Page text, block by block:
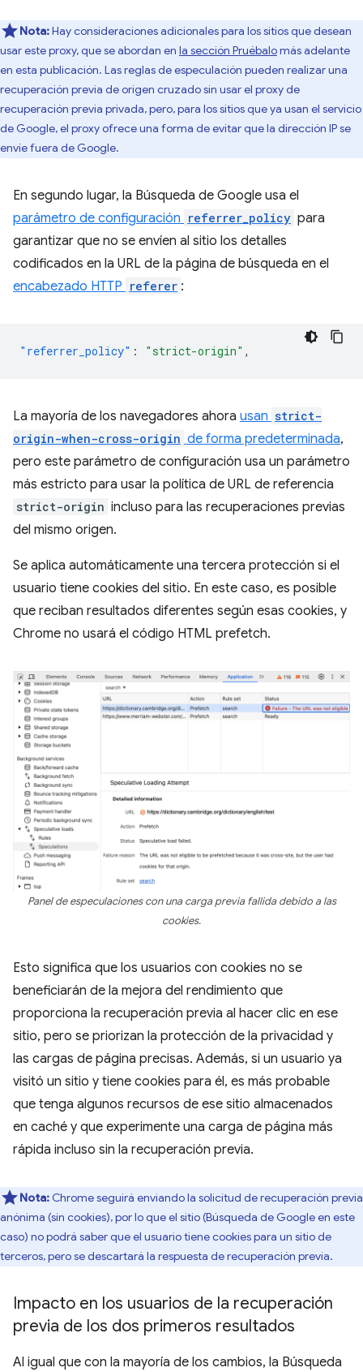
Nota:Hay consideraciones adicionales para los sitios que desean
usar este proxy, que se abordan en la sección Pruébalomás adelante
en esta publicación. Las reglas de especulación pueden realizar una
recuperación previa de origen cruzado sin usar el proxy de
recuperación previa privada, pero, para los sitios que ya usan el servicio
de Google, el proxy ofrece una forma de evitar que la dirección IP se
envíe fuera de Google.
En segundo lugar, la Búsqueda de Google usa el
parámetro de configuración referrer_policy para
garantizar que no se envíen al sitio los detalles
codificados en la URL de la página de búsqueda en el
encabezado HTTP referer :
"referrer_policy" : "strict-origin" ,
La mayoría de los navegadores ahora usan strict-
origin-when-cross-origin de forma predeterminada,
pero este parámetro de configuración usa un parámetro
más estricto para usar la política de URL de referencia
strict-origin incluso para las recuperaciones previas
del mismo origen.
Se aplica automáticamente una tercera protección si el
usuario tiene cookies del sitio. En este caso, es posible
que reciban resultados diferentes según esas cookies, y
Chrome no usará el código HTML prefetch.
Panel de especulaciones con una carga previa fallida debido a las
cookies.
Esto significa que los usuarios con cookies no se
beneficiarán de la mejora del rendimiento que
proporciona la recuperación previa al hacer clic en ese
sitio, pero se priorizan la protección de la privacidad y
las cargas de página precisas. Además, si un usuario ya
visitó un sitio y tiene cookies para él, es más probable
que tenga algunos recursos de ese sitio almacenados
en caché y que experimente una carga de página más
rápida incluso sin la recuperación previa.
Nota: Chrome seguirá enviando la solicitud de recuperación previa
anónima (sin cookies), por lo que el sitio (Búsqueda de Google en este
caso) no podrá saber que el usuario tiene cookies para un sitio de
terceros, pero se descartará la respuesta de recuperación previa.
Impacto en los usuarios de la recuperación
previa de los dos primeros resultados
Al igual que con la mayoría de los cambios, la Búsqueda